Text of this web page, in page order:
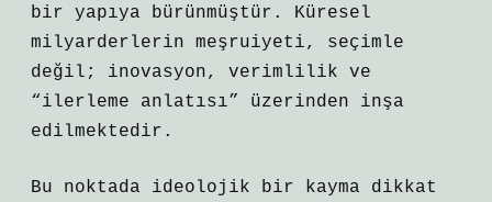
bir yapıya bürünmüştür. Küresel
milyarderlerin meşruiyeti, seçimle
değil; inovasyon, verimlilik ve
“ilerleme anlatısı” üzerinden inşa
edilmektedir.
Bu noktada ideolojik bir kayma dikkat